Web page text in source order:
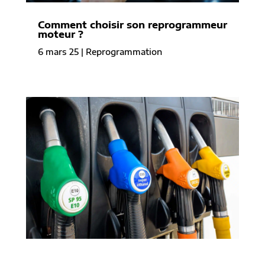
Comment choisir son reprogrammeur
moteur ?
6 mars 25| Reprogrammation